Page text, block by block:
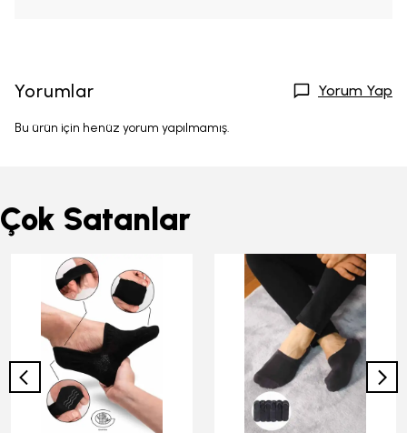
Yorumlar Yorum Yap
Bu ürün için henüz yorum yapılmamış.
Çok Satanlar